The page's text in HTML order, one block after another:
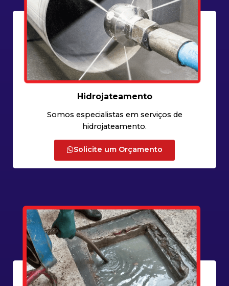
Hidrojateamento
Somos especialistas em serviços de
hidrojateamento.
Solicite um Orçamento